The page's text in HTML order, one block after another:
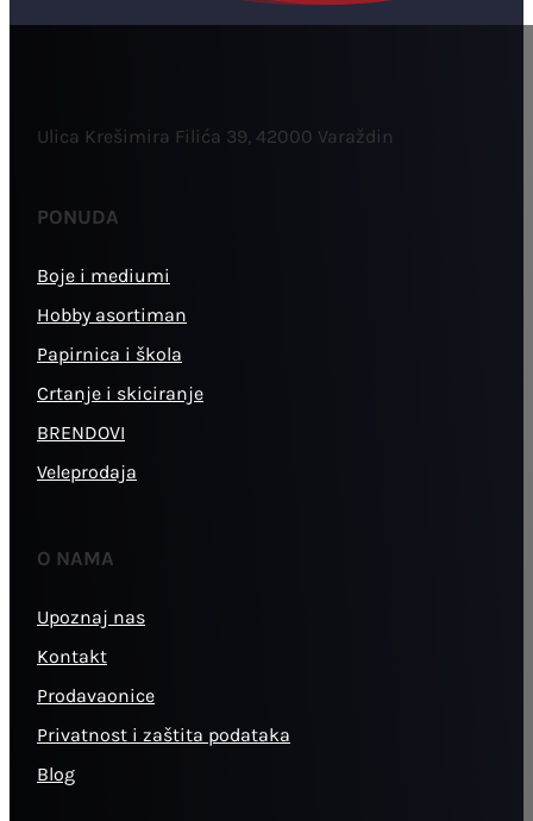
Ulica Krešimira Filića 39, 42000 Varaždin
PONUDA
Boje i mediumi
Hobby asortiman
Papirnica i škola
Crtanje i skiciranje
BRENDOVI
Veleprodaja
O NAMA
Upoznaj nas
Kontakt
Prodavaonice
Privatnost i zaštita podataka
Blog